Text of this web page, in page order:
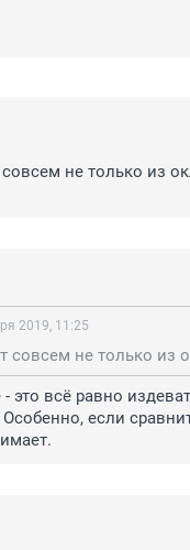
не только из
2019, 11:25
всё равно
если